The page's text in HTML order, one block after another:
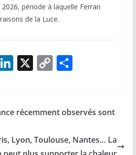
période à laquelle Ferrari
de la Luce.
Li
e
n
X C
y
n
P
g
récemment observés sont
Lyon, Toulouse, Nantes… La